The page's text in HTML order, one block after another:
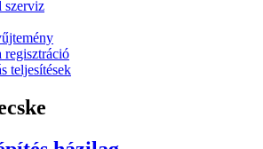
szerviz
teljesítések